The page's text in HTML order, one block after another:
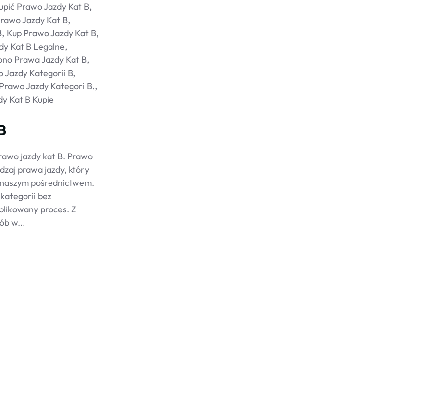
Prawo Jazdy Kat B
Jazdy Kat B
Kup Prawo Jazdy Kat B
Kat B Legalne
Prawa Jazdy Kat B
Jazdy Kategorii B
Jazdy Kategori B.
Kat B Kupie
jazdy kat B. Prawo
prawa jazdy, który
pośrednictwem.
bez
proces. Z
w...